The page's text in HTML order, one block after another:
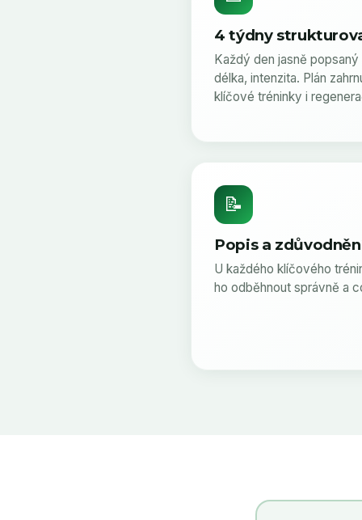
4 týdny
Každý den jasně
délka, intenzita. Plán
klíčové tréninky i
📝
Popis a
U každého klíčového
ho odběhnout správně a